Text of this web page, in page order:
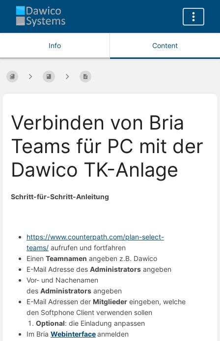
Info Content
Verbinden von Bria
Teams für PC mit der
Dawico TK-Anlage
Schritt-für-Schritt-Anleitung
https://www.counterpath.com/plan-select-
teams/ aufrufen und fortfahren
Einen Teamnamen angeben z.B. Dawico
E-Mail Adresse des Administrators angeben
Vor- und Nachenamen
des Administrators angeben
E-Mail Adressen der Mitglieder eingeben, welche
den Softphone Client verwenden sollen
Optional: die Einladung anpassen
Im Bria Webinterfaceanmelden